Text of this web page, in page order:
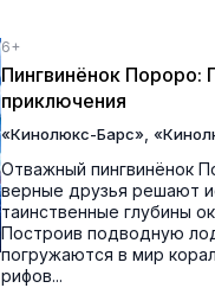
6+
Пингвинёнок Пороро:
приключения
«Кинолюкс-Барс»
Отважный пингвинёнок
верные друзья решают
таинственные глубины
Построив подводную
погружаются в мир
рифов...